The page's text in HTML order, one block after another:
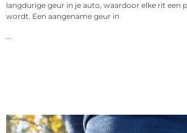
langdurige geur in je auto, waardoor elke rit een
wordt. Een aangename geur in